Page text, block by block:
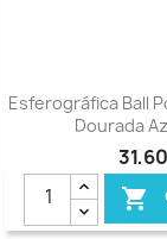

Esferográfica Ball
Dourada
